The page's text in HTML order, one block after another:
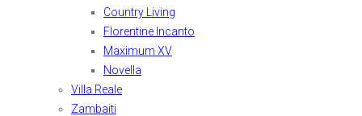
Country Living
Florentine Incanto
Maximum XV
Novella
Villa Reale
Zambaiti